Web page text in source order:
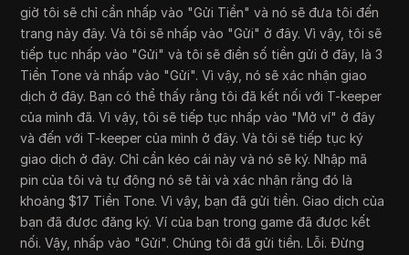
giờ tôi sẽ chỉ cần nhấp vào "Gửi Tiền" và nó sẽ đưa tôi đến
trang này đây. Và tôi sẽ nhấp vào "Gửi" ở đây. Vì vậy, tôi sẽ
tiếp tục nhấp vào "Gửi" và tôi sẽ điền số tiền gửi ở đây, là 3
Tiền Tone và nhấp vào "Gửi". Vì vậy, nó sẽ xác nhận giao
dịch ở đây. Bạn có thể thấy rằng tôi đã kết nối với T-keeper
của mình đã. Vì vậy, tôi sẽ tiếp tục nhấp vào "Mở ví" ở đây
và đến với T-keeper của mình ở đây. Và tôi sẽ tiếp tục ký
giao dịch ở đây. Chỉ cần kéo cái này và nó sẽ ký. Nhập mã
pin của tôi và tự động nó sẽ tải và xác nhận rằng đó là
khoảng $17 Tiền Tone. Vì vậy, bạn đã gửi tiền. Giao dịch của
bạn đã được đăng ký. Ví của bạn trong game đã được kết
nối. Vậy, nhấp vào "Gửi". Chúng tôi đã gửi tiền. Lỗi. Đừng